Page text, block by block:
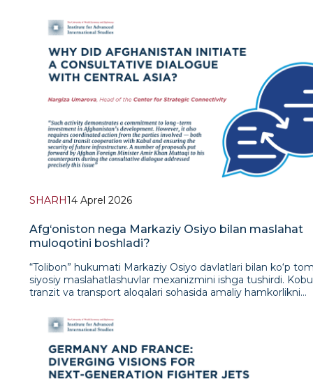
SHARH14 Aprel 2026
Afg‘oniston nega Markaziy Osiyo bilan maslahat
muloqotini boshladi?
“Tolibon” hukumati Markaziy Osiyo davlatlari bilan ko‘p
siyosiy maslahatlashuvlar mexanizmini ishga tushirdi.
tranzit va transport aloqalari sohasida amaliy hamkorlikni
hamda bu jarayonda o‘zaro harakatlarni
erishishni maqsad qilgan. Bu O‘zbekiston tashabbusi bilan
tuzilgan Afg‘oniston bo‘yicha Markaziy Osiyo davlatlari
vakillarining Mintaqaviy aloqa guruhining joriy kun tartibi
hamohangdir. 2026-yil 16-fevralda Ostona (Qozog‘iston)
bo‘lib o‘tgan ushbu formatdagi navbatdan tashqari